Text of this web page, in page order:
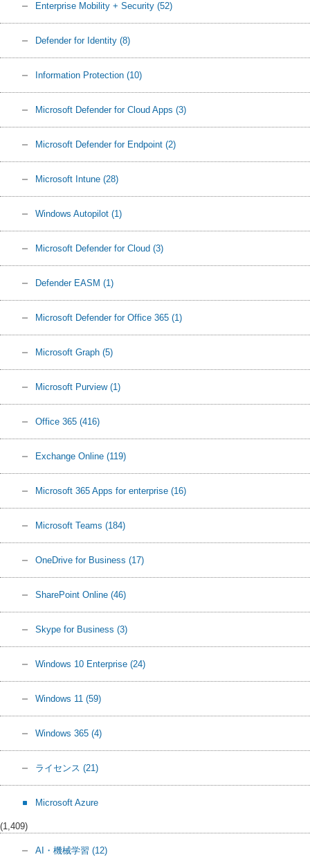
Enterprise Mobility + Security (52)
Defender for Identity (8)
Information Protection (10)
Microsoft Defender for Cloud Apps (3)
Microsoft Defender for Endpoint (2)
Microsoft Intune (28)
Windows Autopilot (1)
Microsoft Defender for Cloud (3)
Defender EASM (1)
Microsoft Defender for Office 365 (1)
Microsoft Graph (5)
Microsoft Purview (1)
Office 365 (416)
Exchange Online (119)
Microsoft 365 Apps for enterprise (16)
Microsoft Teams (184)
OneDrive for Business (17)
SharePoint Online (46)
Skype for Business (3)
Windows 10 Enterprise (24)
Windows 11 (59)
Windows 365 (4)
ライセンス (21)
Microsoft Azure
(1,409)
AI・機械学習 (12)